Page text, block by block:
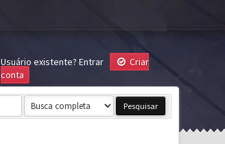
Usuário existente? Entrar
Criar
conta